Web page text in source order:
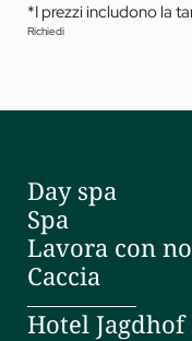
*I prezzi includono la
Richiedi
Day spa
Spa
Lavora con
Caccia
Hotel